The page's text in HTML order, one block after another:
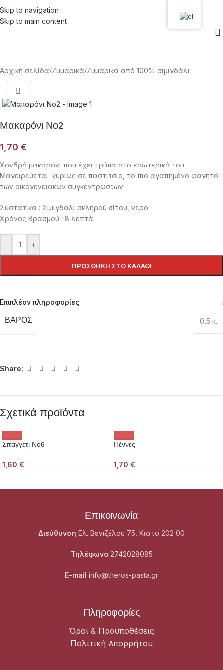
Skip to navigation
Skip to main content
Αρχική σελίδα/Ζυμαρικά/Ζυμαρικά από 100% σιμιγδάλι
Μακαρόνι Νο2
1,70 €
Χονδρό μακαρόνι που έχει τρύπα στο εσωτερικό του.
Μαγειρεύεται κυρίως σε παστίτσιο, το πιο αγαπημένο φαγητό
των οικογενειακών συγκεντρώσεων.
Συστατικά : Σιμιγδάλι σκληρού σίτου, νερό
Χρόνος Βρασμού : 8 λεπτά
- +
ΠΡΟΣΘΉΚΗ ΣΤΟ ΚΑΛΆΘΙ
Επιπλέον πληροφορίες
ΒΆΡΟΣ 0,5 κ.
Share:
Σχετικά προϊόντα
Σπαγγέτι Νο6
1,60 €
Πέννες
1,70 €
Επικοινωνία
Διεύθυνση Ελ. Βενιζέλου 75, Κιάτο 202 00
Τηλέφωνα 2742028085
E-mail info@theros-pasta.gr
Πληροφορίες
Όροι & Προϋποθέσεις
Πολιτική Απορρήτου